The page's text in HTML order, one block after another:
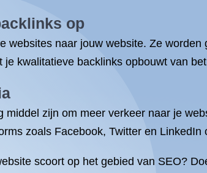
op
websites naar jouw website. Ze
kwalitatieve backlinks opbouwt van
middel zijn om meer verkeer naar je
zoals Facebook, Twitter en LinkedIn
scoort op het gebied van SEO?